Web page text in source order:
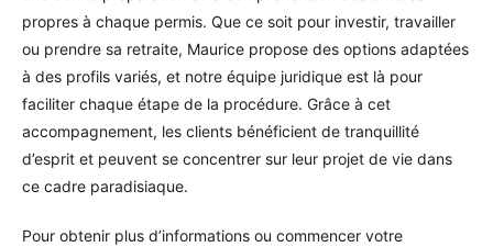
propres à chaque permis. Que ce soit pour investir, travailler
ou prendre sa retraite, Maurice propose des options adaptées
à des profils variés, et notre équipe juridique est là pour
faciliter chaque étape de la procédure. Grâce à cet
accompagnement, les clients bénéficient de tranquillité
d’esprit et peuvent se concentrer sur leur projet de vie dans
ce cadre paradisiaque.
Pour obtenir plus d’informations ou commencer votre